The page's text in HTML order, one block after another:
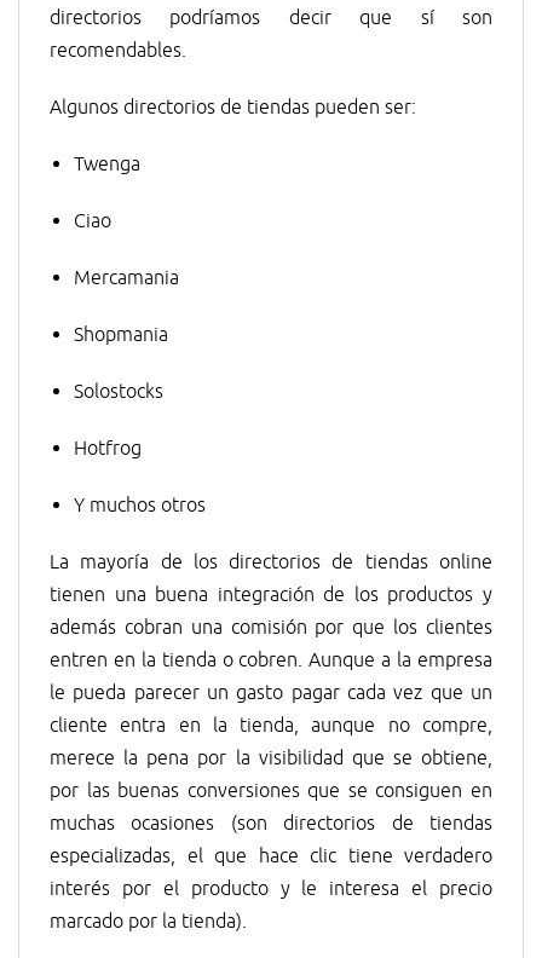
directorios podríamos decir que sí son
recomendables.
Algunos directorios de tiendas pueden ser:
Twenga
Ciao
Mercamania
Shopmania
Solostocks
Hotfrog
Y muchos otros
La mayoría de los directorios de tiendas online
tienen una buena integración de los productos y
además cobran una comisión por que los clientes
entren en la tienda o cobren. Aunque a la empresa
le pueda parecer un gasto pagar cada vez que un
cliente entra en la tienda, aunque no compre,
merece la pena por la visibilidad que se obtiene,
por las buenas conversiones que se consiguen en
muchas ocasiones (son directorios de tiendas
especializadas, el que hace clic tiene verdadero
interés por el producto y le interesa el precio
marcado por la tienda).